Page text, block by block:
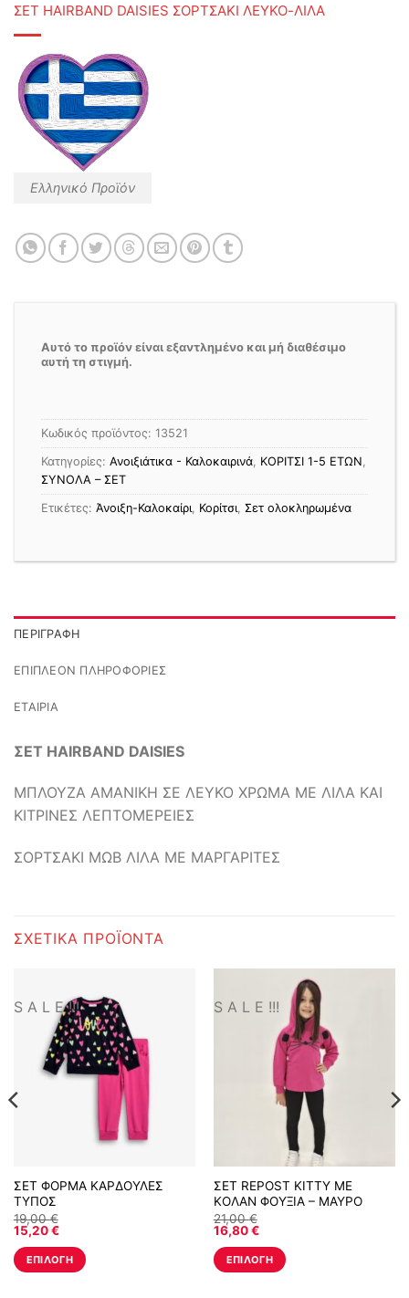
ΣΕΤ HAIRBAND DAISIES ΣΟΡΤΣΑΚΙ ΛΕΥΚΟ-ΛΙΛΑ
Ελληνικό Προϊόν
Αυτό το προϊόν είναι εξαντλημένο και μή διαθέσιμο
αυτή τη στιγμή.
Κωδικός προϊόντος: 13521
Κατηγορίες: Ανοιξιάτικα - Καλοκαιρινά ΚΟΡΙΤΣΙ 1-5 ΕΤΩΝ
ΣΥΝΟΛΑ – ΣΕΤ
Ετικέτες: Άνοιξη-Καλοκαίρι Κορίτσι Σετ ολοκληρωμένα
ΠΕΡΙΓΡΑΦΉ
ΕΠΙΠΛΈΟΝ ΠΛΗΡΟΦΟΡΊΕΣ
ΕΤΑΙΡΊΑ
ΣΕΤ HAIRBAND DAISIES
ΜΠΛΟΥΖΑ ΑΜΑΝΙΚΗ ΣΕ ΛΕΥΚΟ ΧΡΩΜΑ ΜΕ ΛΙΛΑ ΚΑΙ
ΚΙΤΡΙΝΕΣ ΛΕΠΤΟΜΕΡΕΙΕΣ
ΣΟΡΤΣΑΚΙ ΜΩΒ ΛΙΛΑ ΜΕ ΜΑΡΓΑΡΙΤΕΣ
ΣΧΕΤΙΚΆ ΠΡΟΪΌΝΤΑ
S A L E !!!
ΣΕΤ ΦΟΡΜΑ ΚΑΡΔΟΥΛΕΣ
ΤΥΠΟΣ
19,00€
15,20€
ΕΠΙΛΟΓΉ
S A L E !!!
ΣΕΤ REPOST KITTY ΜΕ
ΚΟΛΑΝ ΦΟΥΞΙΑ – ΜΑΥΡΟ
21,00€
16,80€
ΕΠΙΛΟΓΉ